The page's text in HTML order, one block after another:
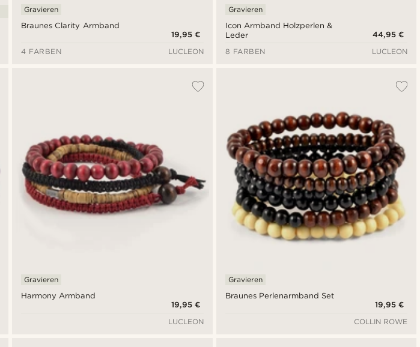
Braunes Clarity Armband
Gravieren
19,95 €
4 FARBEN
LUCLEON
Icon Armband Holzperlen &
Leder
Gravieren
44,95 €
8 FARBEN
LUCLEON
Harmony Armband
Gravieren
19,95 €
LUCLEON
Braunes Perlenarmband Set
Gravieren
19,95 €
COLLIN ROWE